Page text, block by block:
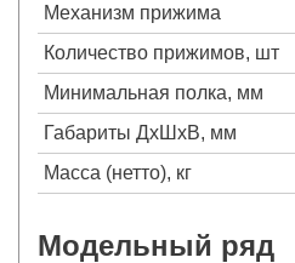
Механизм прижима
Количество прижимов, шт
Минимальная полка, мм
Габариты ДхШхВ, мм
Масса (нетто), кг
Модельный ряд